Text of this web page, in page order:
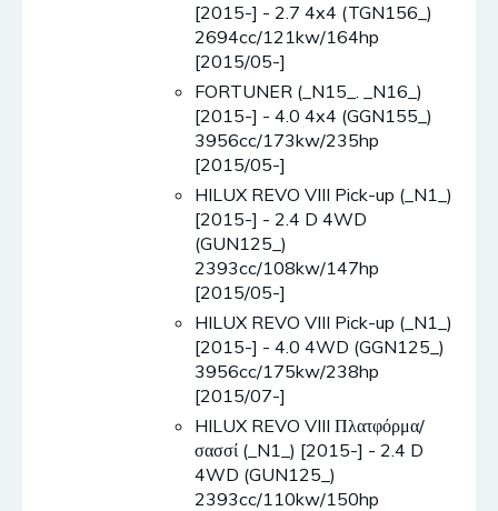
[2015-] - 2.7 4x4 (TGN156_)
2694cc/121kw/164hp
[2015/05-]
FORTUNER (_N15_. _N16_)
[2015-] - 4.0 4x4 (GGN155_)
3956cc/173kw/235hp
[2015/05-]
HILUX REVO VIII Pick-up (_N1_)
[2015-] - 2.4 D 4WD
(GUN125_)
2393cc/108kw/147hp
[2015/05-]
HILUX REVO VIII Pick-up (_N1_)
[2015-] - 4.0 4WD (GGN125_)
3956cc/175kw/238hp
[2015/07-]
HILUX REVO VIII Πλατφόρμα/
σασσί (_N1_) [2015-] - 2.4 D
4WD (GUN125_)
2393cc/110kw/150hp